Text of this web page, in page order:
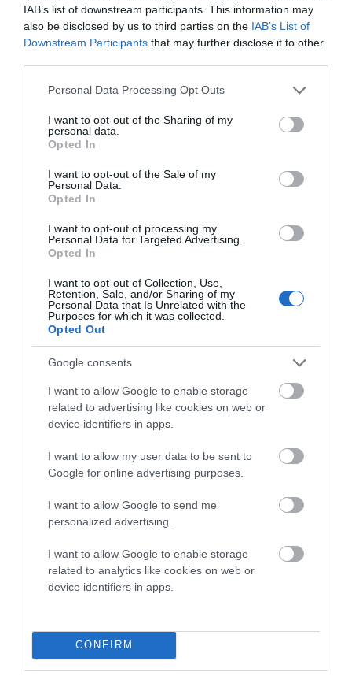
IAB’s list of downstream participants. This information may
also be disclosed by us to third parties on the IAB’s List of
Downstream Participants that may further disclose it to other
Please note that this website/app uses one or more Google
not limited to your visit or usage behaviour. You may click to
grant or deny consent to Google and its third-party tags to
use your data for below specified purposes in below Google
consent section.
Personal Data Processing Opt Outs
I want to opt-out of the Sharing of my
personal data.
Opted In
I want to opt-out of the Sale of my
Personal Data.
Opted In
I want to opt-out of processing my
Personal Data for Targeted Advertising.
Opted In
I want to opt-out of Collection, Use,
Retention, Sale, and/or Sharing of my
Personal Data that Is Unrelated with the
Purposes for which it was collected.
Opted Out
Google consents
I want to allow Google to enable storage
related to advertising like cookies on web or
device identifiers in apps.
I want to allow my user data to be sent to
Google for online advertising purposes.
I want to allow Google to send me
personalized advertising.
I want to allow Google to enable storage
related to analytics like cookies on web or
device identifiers in apps.
CONFIRM
Προτεινόμενα άρθρα
Η Φιλαρμονική του Μουσικού Συλλόγου Άνδρου τίμησε
τον μοναδικό Γιώργο Κατσαρό
βίντεο εκείνης της ώρας…
ΧΑΘΗΚΑΝ ΚΑΙ ΟΙ ΑΣΦΑΛΤΟΣΤΡΩΣΕΙΣ ΤΟΥ
ΕΠΑΡΧΕΙΟΥ! ΟΙ ΕΥΘΥΝΕΣ ΟΜΩΣ
ΠΑΡΑΜΕΝΟΥΝ…
ΑΠΟΚΛΕΙΣΤΙΚΟ: «ΕΤΣΙ ΑΝΑΚΑΛΥΨΑ ΤΟ
ΑΝΟΙΧΤΗ ΕΠΙΣΤΟΛΗ ΠΑΛΑΙΟΠΟΛΗΣ: Προς K.
Μητσοτάκη, N. Κακλαμάνη, K. Χατζηδάκη